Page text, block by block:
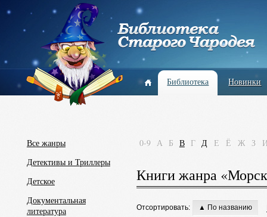
Библиотека Новинки
Все жанры
Детективы и Триллеры
Детское
Документальная
литература
0-9 А Б В Г Д Е Ё Ж З
Книги жанра
Отсортировать: ▲ По названию